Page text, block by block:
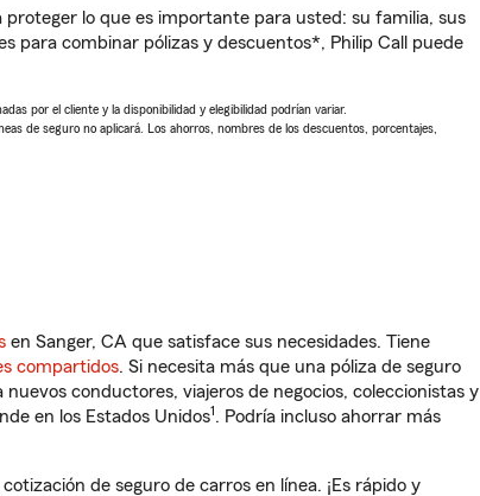
lo que es importante para usted: su familia, sus
para combinar pólizas y descuentos*, Philip Call puede
por el cliente y la disponibilidad y elegibilidad podrían variar.
de seguro no aplicará. Los ahorros, nombres de los descuentos, porcentajes,
en Sanger, CA que satisface sus necesidades. Tiene
compartidos. Si necesita más que una póliza de seguro
conductores, viajeros de negocios, coleccionistas y
en los Estados Unidos1. Podría incluso ahorrar más
de seguro de carros en línea. ¡Es rápido y